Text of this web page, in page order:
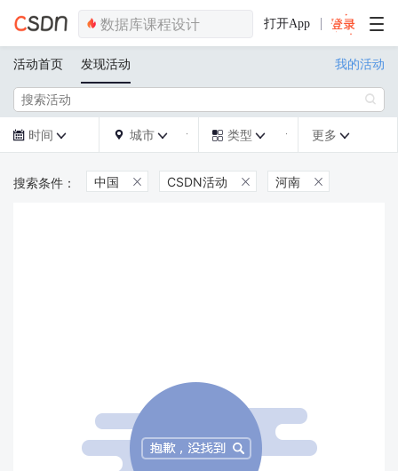
打开App
活动首页 发现活动 我的活动

 时间   城市   类型  更多 
中国  CSDN活动  河南 